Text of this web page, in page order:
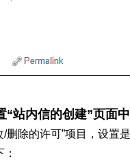
站内信的创建”页面
删除的许可”项目，设置